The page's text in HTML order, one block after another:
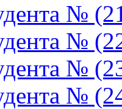
№
№
№
№